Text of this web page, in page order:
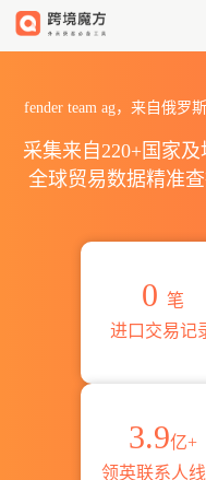
fender team ag，来自俄罗
采集来自220+国家及
全球贸易数据精准
0 笔
进口交易记
3.9亿+
领英联系人